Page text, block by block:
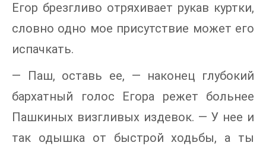
Егор брезгливо отряхивает рукав куртки,
словно одно мое присутствие может его
испачкать.
— Паш, оставь ее, — наконец глубокий
бархатный голос Егора режет больнее
Пашкиных визгливых издевок. — У нее и
так одышка от быстрой ходьбы, а ты